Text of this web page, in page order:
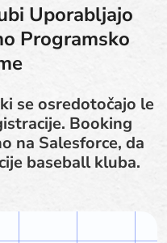
Uporabljajo
Programsko
se osredotočajo le
Booking
na Salesforce, da
baseball kluba.